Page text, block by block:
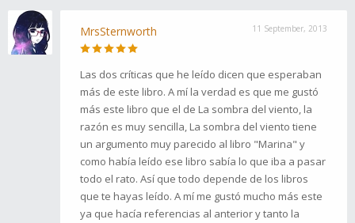
MrsSternworth 11 September, 2013
Las dos críticas que he leído dicen que esperaban
más de este libro. A mí la verdad es que me gustó
más este libro que el de La sombra del viento, la
razón es muy sencilla, La sombra del viento tiene
un argumento muy parecido al libro "Marina" y
como había leído ese libro sabía lo que iba a pasar
todo el rato. Así que todo depende de los libros
que te hayas leído. A mí me gustó mucho más este
ya que hacía referencias al anterior y tanto la